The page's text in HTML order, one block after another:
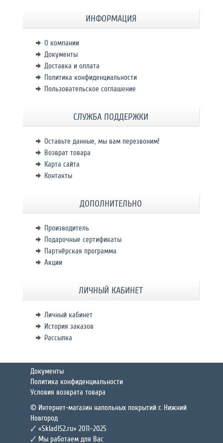
ИНФОРМАЦИЯ
О компании
Документы
Доставка и оплата
Политика конфиденциальности
Пользовательское соглашение
СЛУЖБА ПОДДЕРЖКИ
Оставьте данные, мы вам перезвоним!
Возврат товара
Карта сайта
Контакты
ДОПОЛНИТЕЛЬНО
Производитель
Подарочные сертификаты
Партнёрская программа
Акции
ЛИЧНЫЙ КАБИНЕТ
Личный кабинет
История заказов
Рассылка
Документы
Политика конфиденциальности
Условия возврата товара
© Интернет-магазин напольных покрытий г. Нижний
Новгород
🗸 «Sklad152.ru» 2011–2025
🗸 Мы работаем для Вас